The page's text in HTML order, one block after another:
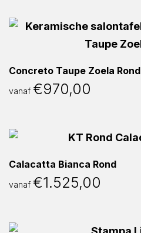
Concreto Taupe Zoela Rond
vanaf €970,00
Calacatta Bianca Rond
vanaf €1.525,00